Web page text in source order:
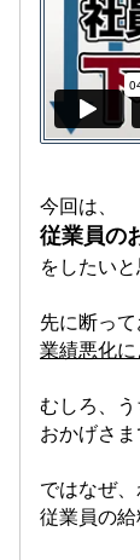
今回は、
従業員の
をしたいと
先に断って
業績悪化
むしろ、
おかげさま
ではなぜ、
従業員の給